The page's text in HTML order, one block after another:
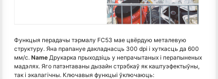
Функцыя перадачы тэрмалу FC53 мае цвёрдую металевую
структуру. Яна прапануе дакладнасць 300 dpi і хуткасць да 600
мм/с. Name Друкарка прыходзіць у непрачытаных і перапыненых
мадэлях. Яго патэнтаваны дызайн стрэбкаў як каштуэфектыўны,
так і экалагічны. Ключавыя функцыі ўключаюць: